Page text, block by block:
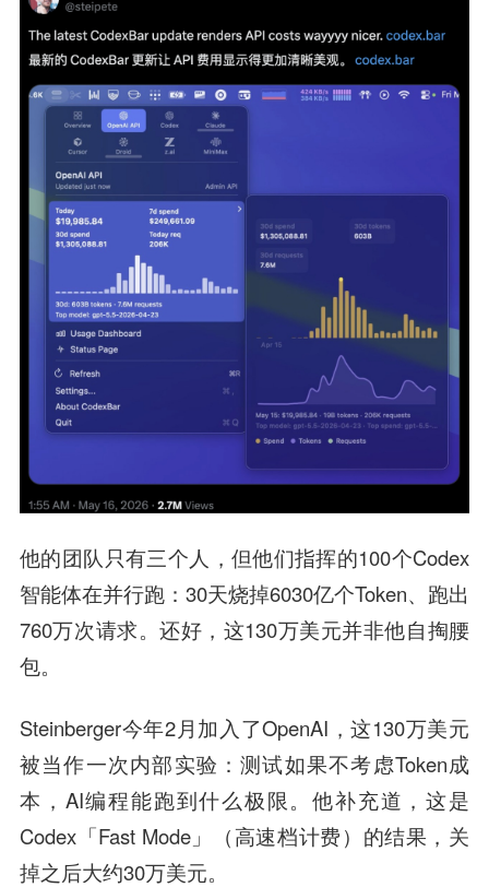
他的团队只有三个人，但他们指挥的100个Codex
智能体在并行跑：30天烧掉6030亿个Token、跑出
760万次请求。还好，这130万美元并非他自掏腰
包。
Steinberger今年2月加入了OpenAI，这130万美元
被当作一次内部实验：测试如果不考虑Token成
本，AI编程能跑到什么极限。他补充道，这是
Codex「Fast Mode」（高速档计费）的结果，关
掉之后大约30万美元。